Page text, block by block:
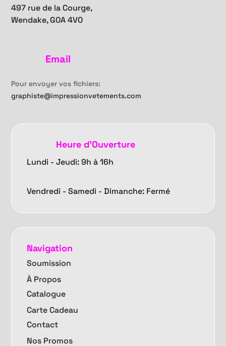
497 rue de la Courge,
Wendake, G0A 4V0
Email
Pour envoyer vos fichiers:
graphiste@impressionvetements.com
Heure d'Ouverture
Lundi - Jeudi: 9h à 16h
Vendredi -Samedi - Dimanche: Fermé
Navigation
Soumission
À Propos
Catalogue
Carte Cadeau
Contact
Nos Promos